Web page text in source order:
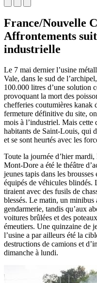
France/Nouvelle
Affrontements
industrielle
Le 7 mai dernier l’usine
Vale, dans le sud de
100.000 litres d’une solution
provoquant la mort des
chefferies coutumières kanak
fermeture définitive du site,
mois à l’industriel. Mais cette
habitants de Saint-Louis, qui
et se sont heurtés avec les
Toute la journée d’hier
Mont-Dore a été le théâtre
jeunes tapis dans les
équipés de véhicules blindés.
tiraient avec des fusils de
blessés. Le matin, un
gendarmerie, tandis qu’aux
voitures brûlées et des
émeutiers. Une quinzaine de
l’usine a par ailleurs été la
destructions de camions et
dimanche à lundi.